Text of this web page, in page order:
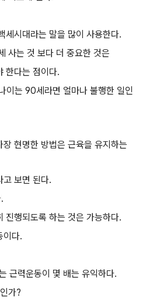
시대라는 말을 많이 사용한다.
사는 것 보다 더 중요한 것은
한다는 점이다.
이는 90세라면 얼마나 불행한 일인
현명한 방법은 근육을 유지하는
고 보면 된다.
진행되도록 하는 것은 가능하다.
이다.
근력운동이 몇 배는 유익하다.
가?